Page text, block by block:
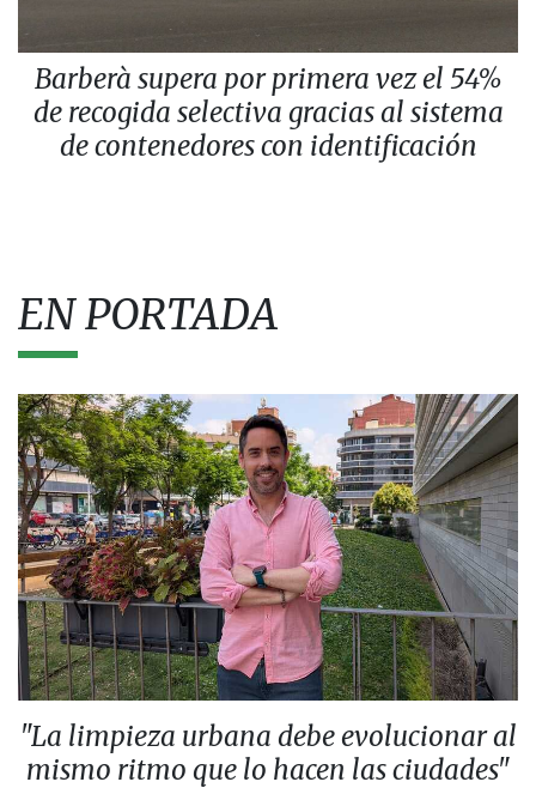
Barberà supera por primera vez el 54%
de recogida selectiva gracias al sistema
de contenedores con identificación
EN PORTADA
"La limpieza urbana debe evolucionar al
mismo ritmo que lo hacen las ciudades"